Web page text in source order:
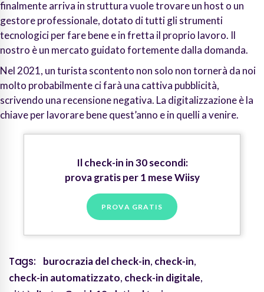
finalmente arriva in struttura vuole trovare un host o un
gestore professionale, dotato di tutti gli strumenti
tecnologici per fare bene e in fretta il proprio lavoro. Il
nostro è un mercato guidato fortemente dalla domanda.
Nel 2021, un turista scontento non solo non tornerà da noi
molto probabilmente ci farà una cattiva pubblicità,
scrivendo una recensione negativa. La digitalizzazione è la
chiave per lavorare bene quest’anno e in quelli a venire.
Il check-in in 30 secondi:
prova gratis per 1 mese Wiisy
PROVA GRATIS
Tags: burocrazia del check-in, check-in,
check-in automatizzato, check-in digitale,